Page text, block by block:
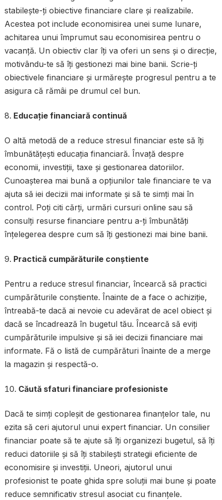
stabilește-ți obiective financiare clare și realizabile.
Acestea pot include economisirea unei sume lunare,
achitarea unui împrumut sau economisirea pentru o
vacanță. Un obiectiv clar îți va oferi un sens și o direcție,
motivându-te să îți gestionezi mai bine banii. Scrie-ți
obiectivele financiare și urmărește progresul pentru a te
asigura că rămâi pe drumul cel bun.
Educație financiară continuă
O altă metodă de a reduce stresul financiar este să îți
îmbunătățești educația financiară. Învață despre
economii, investiții, taxe și gestionarea datoriilor.
Cunoașterea mai bună a opțiunilor tale financiare te va
ajuta să iei decizii mai informate și să te simți mai în
control. Poți citi cărți, urmări cursuri online sau să
consulți resurse financiare pentru a-ți îmbunătăți
înțelegerea despre cum să îți gestionezi mai bine banii.
Practică cumpărăturile conștiente
Pentru a reduce stresul financiar, încearcă să practici
cumpărăturile conștiente. Înainte de a face o achiziție,
întreabă-te dacă ai nevoie cu adevărat de acel obiect și
dacă se încadrează în bugetul tău. Încearcă să eviți
cumpărăturile impulsive și să iei decizii financiare mai
informate. Fă o listă de cumpărături înainte de a merge
la magazin și respectă-o.
Căută sfaturi financiare profesioniste
Dacă te simți copleșit de gestionarea finanțelor tale, nu
ezita să ceri ajutorul unui expert financiar. Un consilier
financiar poate să te ajute să îți organizezi bugetul, să îți
reduci datoriile și să îți stabilești strategii eficiente de
economisire și investiții. Uneori, ajutorul unui
profesionist te poate ghida spre soluții mai bune și poate
reduce semnificativ stresul asociat cu finanțele.